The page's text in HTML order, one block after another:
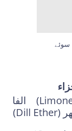
کاروون (Carvone) لیمونین (Limonene) الفا